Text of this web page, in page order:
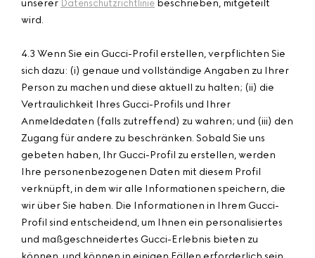
unserer Datenschutzrichtlinie beschrieben, mitgeteilt
wird.
4.3 Wenn Sie ein Gucci-Profil erstellen, verpflichten Sie
sich dazu: (i) genaue und vollständige Angaben zu Ihrer
Person zu machen und diese aktuell zu halten; (ii) die
Vertraulichkeit Ihres Gucci-Profils und Ihrer
Anmeldedaten (falls zutreffend) zu wahren; und (iii) den
Zugang für andere zu beschränken. Sobald Sie uns
gebeten haben, Ihr Gucci-Profil zu erstellen, werden
Ihre personenbezogenen Daten mit diesem Profil
verknüpft, in dem wir alle Informationen speichern, die
wir über Sie haben. Die Informationen in Ihrem Gucci-
Profil sind entscheidend, um Ihnen ein personalisiertes
und maßgeschneidertes Gucci-Erlebnis bieten zu